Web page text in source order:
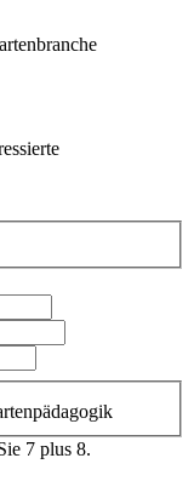
7 plus 8.